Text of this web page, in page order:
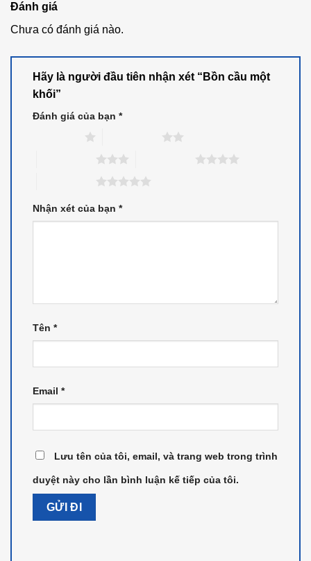
Đánh giá
Chưa có đánh giá nào.
Hãy là người đầu tiên nhận xét “Bồn cầu một
khối”
Đánh giá của bạn *
Nhận xét của bạn *
Tên *
Email *
Lưu tên của tôi, email, và trang web trong trình
duyệt này cho lần bình luận kế tiếp của tôi.